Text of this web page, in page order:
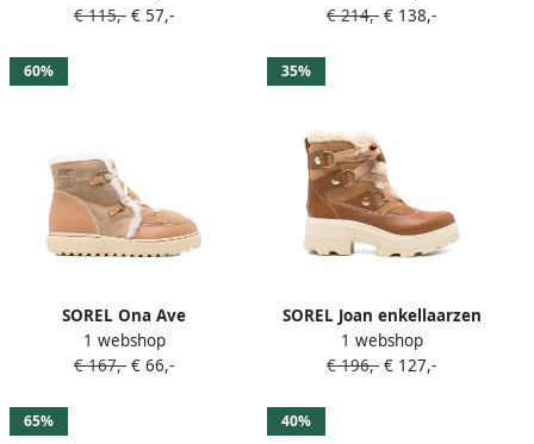
met veters Zwart
€ 115,- € 57,-
€ 214,- € 138,-
60%
SOREL Ona Ave
enkellaarzen Bruin
1 webshop
€ 167,- € 66,-
35%
SOREL Joan enkellaarzen
Bruin
1 webshop
€ 196,- € 127,-
65% 40%